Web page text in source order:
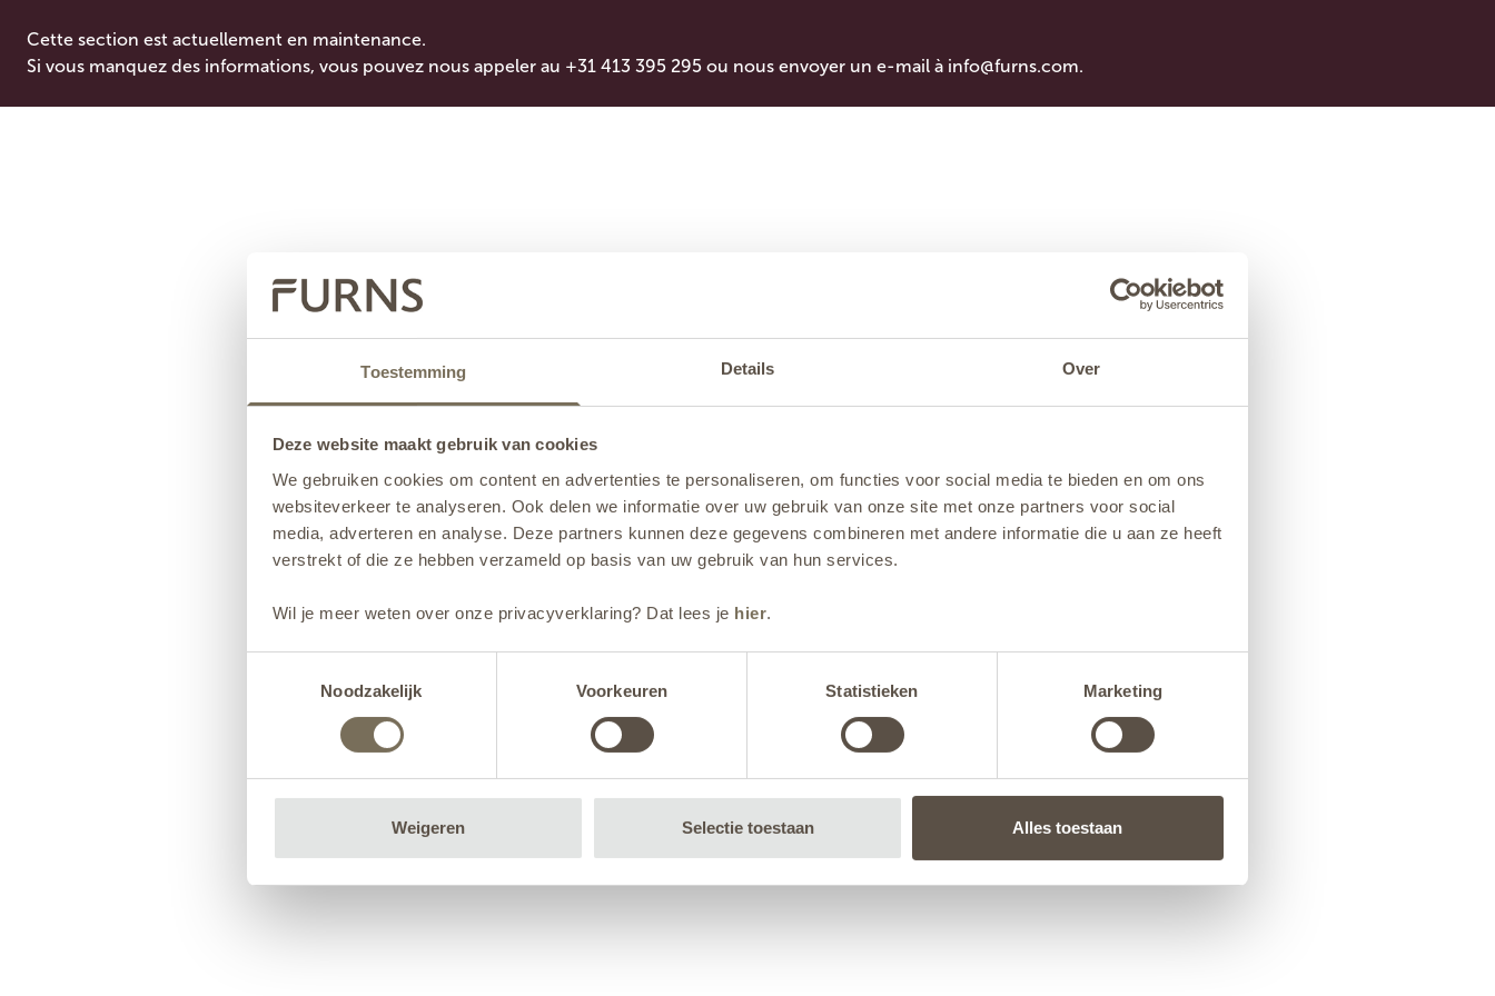
Toestemming Details Over
Deze website maakt gebruik van cookies
We gebruiken cookies om content en advertenties te personaliseren, om functies voor social media te bieden en om ons
websiteverkeer te analyseren. Ook delen we informatie over uw gebruik van onze site met onze partners voor social
media, adverteren en analyse. Deze partners kunnen deze gegevens combineren met andere informatie die u aan ze heeft
verstrekt of die ze hebben verzameld op basis van uw gebruik van hun services.
Wil je meer weten over onze privacyverklaring? Dat lees je hier.
Noodzakelijk
Voorkeuren Statistieken Marketing
Weigeren Selectie toestaan Alles toestaan
Cette section est actuellement en maintenance.
Si vous manquez des informations, vous pouvez nous appeler au +31 413 395 295 ou nous envoyer un e-mail à info@furns.com.